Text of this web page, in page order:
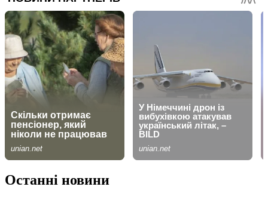
Останні новини